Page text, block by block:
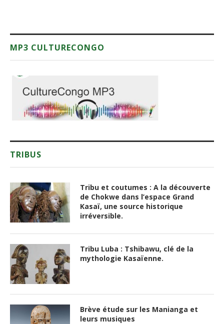
MP3 CULTURECONGO
TRIBUS
Tribu et coutumes : A la découverte
de Chokwe dans l’espace Grand
Kasaï, une source historique
irréversible.
Tribu Luba : Tshibawu, clé de la
mythologie Kasaïenne.
Brève étude sur les Manianga et
leurs musiques